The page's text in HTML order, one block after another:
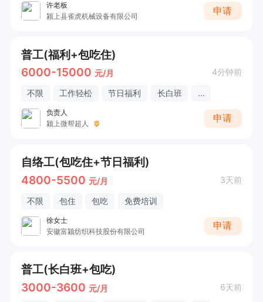
许老板
颍上县雀虎机械设备有限公司
申请
普工(福利+包吃住)
6000-15000 元/月 4分钟前
不限 工作轻松 节日福利 长白班 ...
负责人
颍上微帮超人
申请
自络工(包吃住+节日福利)
4800-5500 元/月 3天前
不限 包住 包吃 免费培训
徐女士
安徽富颍纺织科技股份有限公司
申请
普工(长白班+包吃)
3000-3600 元/月 6天前